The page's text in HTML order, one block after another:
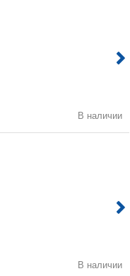
В наличии
В наличии